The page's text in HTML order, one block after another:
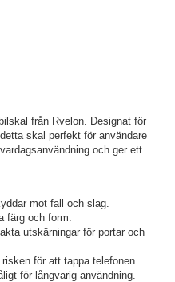
från Rvelon. Designat för
skal perfekt för användare
och ger ett
mot fall och slag.
färg och form.
utskärningar för portar och
för att tappa telefonen.
för långvarig användning.